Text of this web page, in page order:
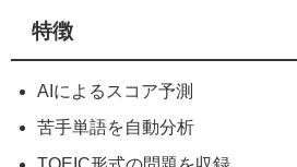
特徴
AIによるスコア予測
苦手単語を自動分析